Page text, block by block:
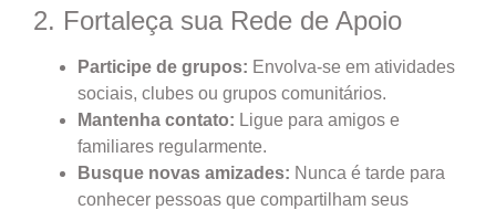
2. Fortaleça sua Rede de Apoio
Participe de grupos: Envolva-se em atividades
sociais, clubes ou grupos comunitários.
Mantenha contato: Ligue para amigos e
familiares regularmente.
Busque novas amizades: Nunca é tarde para
conhecer pessoas que compartilham seus